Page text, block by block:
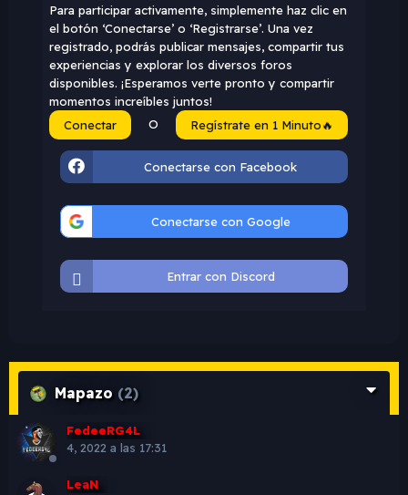
Para participar activamente, simplemente haz clic en
el botón ‘Conectarse’ o ‘Registrarse’. Una vez
registrado, podrás publicar mensajes, compartir tus
experiencias y explorar los diversos foros
disponibles. ¡Esperamos verte pronto y compartir
momentos increíbles juntos!
Conectar
O Regístrate en 1 Minuto🔥
Conectarse con Facebook
Conectarse con Google
Entrar con Discord
Mapazo (2)
FedeeRG4L
4, 2022 a las 17:31
LeaN